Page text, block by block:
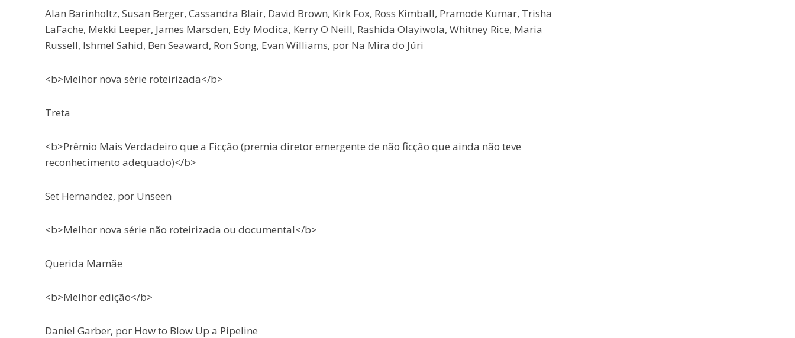
Alan Barinholtz, Susan Berger, Cassandra Blair, David Brown, Kirk Fox, Ross Kimball, Pramode Kumar, Trisha
LaFache, Mekki Leeper, James Marsden, Edy Modica, Kerry O Neill, Rashida Olayiwola, Whitney Rice, Maria
Russell, Ishmel Sahid, Ben Seaward, Ron Song, Evan Williams, por Na Mira do Júri
<b>Melhor nova série roteirizada</b>
Treta
<b>Prêmio Mais Verdadeiro que a Ficção (premia diretor emergente de não ficção que ainda não teve
reconhecimento adequado)</b>
Set Hernandez, por Unseen
<b>Melhor nova série não roteirizada ou documental</b>
Querida Mamãe
<b>Melhor edição</b>
Daniel Garber, por How to Blow Up a Pipeline